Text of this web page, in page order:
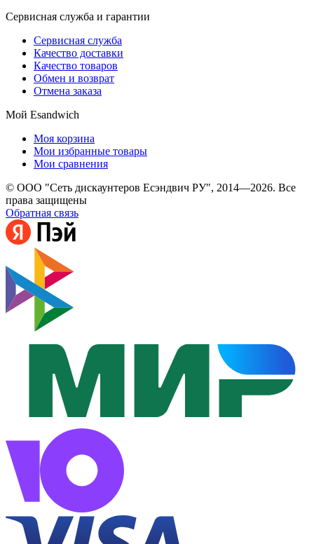
Сервисная служба и гарантии
Сервисная служба
Качество доставки
Качество товаров
Обмен и возврат
Отмена заказа
Мой Esandwich
Моя корзина
Мои избранные товары
Мои сравнения
© ООО "Сеть дискаунтеров Есэндвич РУ", 2014—2026. Все
права защищены
Обратная связь